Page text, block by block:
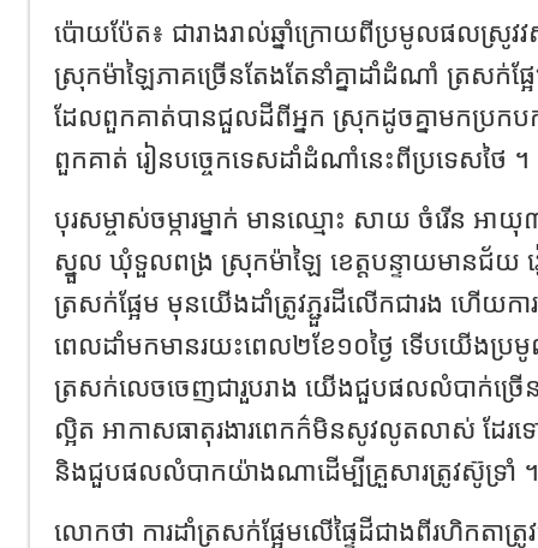
ប៉ោយប៉ែត៖ ជារាងរាល់ឆ្នាំក្រោយពីប្រមូលផលស្រូវវ
ស្រុកម៉ាឡៃភាគច្រើនតែងតែនាំគ្នាដាំដំណាំ ត្រសក់
ដែលពួកគាត់បានជួលដីពីអ្នក ស្រុកដូចគ្នាមកប្រ
ពួកគាត់ រៀនបច្ចេកទេសដាំដំណាំនេះពីប្រទេសថៃ ។
បុរសម្ចាស់ចម្ការម្នាក់ មានឈ្មោះ សាយ ចំរើន អា
ស្នួល ឃុំទួលពង្រ ស្រុកម៉ាឡៃ ខេត្តបន្ទាយមានជ័យ រ
ត្រសក់ផ្អែម មុនយើងដាំត្រូវភ្ជួរដីលើកជារង ហើយ
ពេលដាំមកមានរយះពេល២ខែ១០ថ្ងៃ ទើបយើងប្
ត្រសក់លេចចេញជារួបរាង យើងជួបផលលំបាក់ច្រើន ក្
ល្អិត អាកាសធាតុរងារពេកក៌មិនសូវលូតលាស់ ដែរទោ
និងជួបផលលំបាកយ៉ាងណាដើម្បីគ្រួសារត្រូវស៊ូទ្រាំ ។
លោកថា ការដាំត្រសក់ផ្អែមលើផ្ទៃដីជាងពីរហិកតា